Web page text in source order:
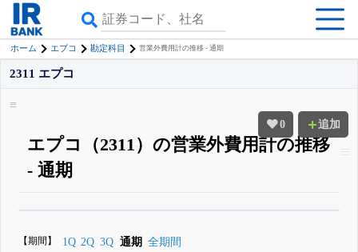
ホーム エプコ 勘定科目 営業外費用計の推移 - 通期
0 追加
2311 エプコ
エプコ（2311）の営業外費用計の推移
- 通期
詳しく見られる無料でβ版をはじめる
【期間】 1Q 2Q 3Q 通期 全期間